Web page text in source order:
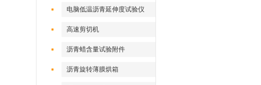
电脑低温沥青延伸度试验仪
高速剪切机
沥青蜡含量试验附件
沥青旋转薄膜烘箱